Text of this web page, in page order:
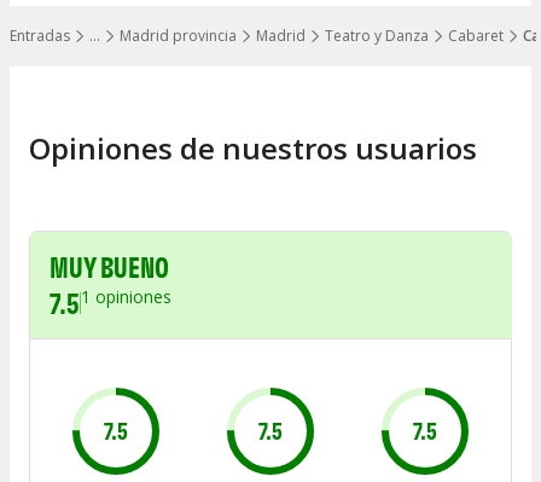
…
Mostrar todos los niveles
Entradas Madrid provincia Madrid Teatro y Danza Cabaret
Opiniones de nuestros usuarios
MUY BUENO
7.51 opiniones
7.5 7.5 7.5